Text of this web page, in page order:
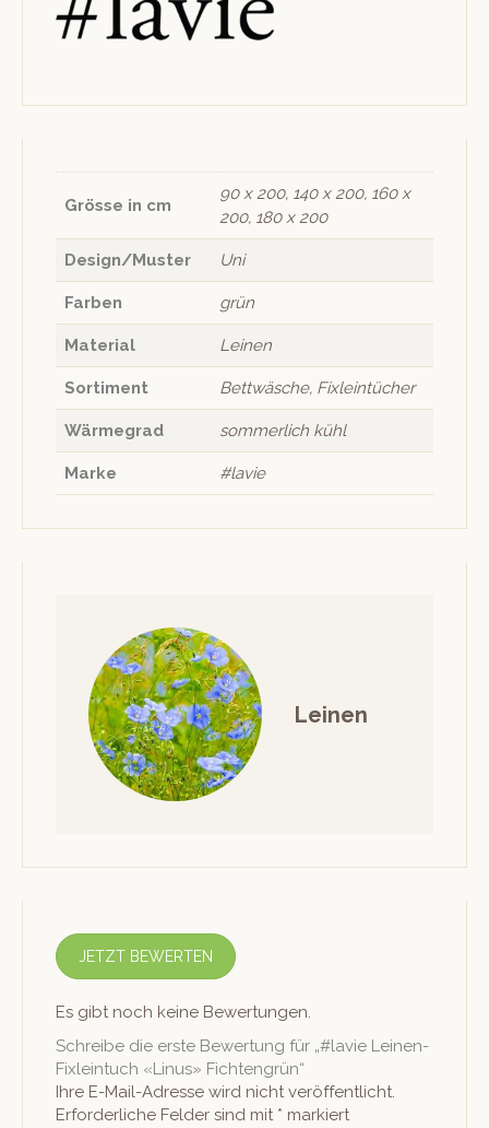
Grösse in cm
90 x 200, 140 x 200, 160 x
200, 180 x 200
Design/Muster Uni
Farben grün
Material Leinen
Sortiment Bettwäsche, Fixleintücher
Wärmegrad sommerlich kühl
Marke #lavie
Leinen
JETZT BEWERTEN
Es gibt noch keine Bewertungen.
Schreibe die erste Bewertung für „#lavie Leinen-
Fixleintuch «Linus» Fichtengrün“
Ihre E-Mail-Adresse wird nicht veröffentlicht.
Erforderliche Felder sind mit * markiert